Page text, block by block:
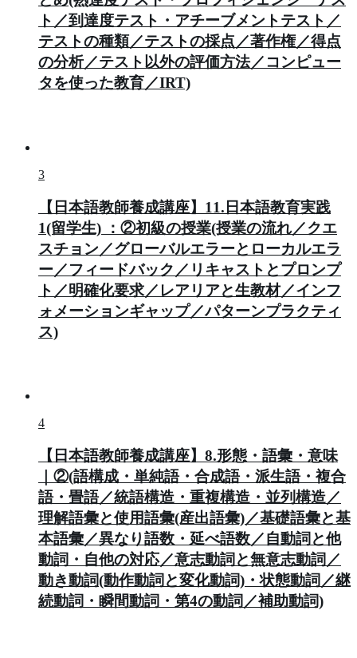
ト／到達度テスト・アチーブメントテスト／
テストの種類／テストの採点／著作権／得点
の分析／テスト以外の評価方法／コンピュー
タを使った教育／IRT)
3
【日本語教師養成講座】11.日本語教育実践
1(留学生) ：②初級の授業(授業の流れ／クエ
スチョン／グローバルエラーとローカルエラ
ー／フィードバック／リキャストとプロンプ
ト／明確化要求／レアリアと生教材／インフ
ォメーションギャップ／パターンプラクティ
ス)
4
【日本語教師養成講座】8.形態・語彙・意味
｜②(語構成・単純語・合成語・派生語・複合
語・畳語／統語構造・重複構造・並列構造／
理解語彙と使用語彙(産出語彙)／基礎語彙と基
本語彙／異なり語数・延べ語数／自動詞と他
動詞・自他の対応／意志動詞と無意志動詞／
動き動詞(動作動詞と変化動詞)・状態動詞／継
続動詞・瞬間動詞・第4の動詞／補助動詞)